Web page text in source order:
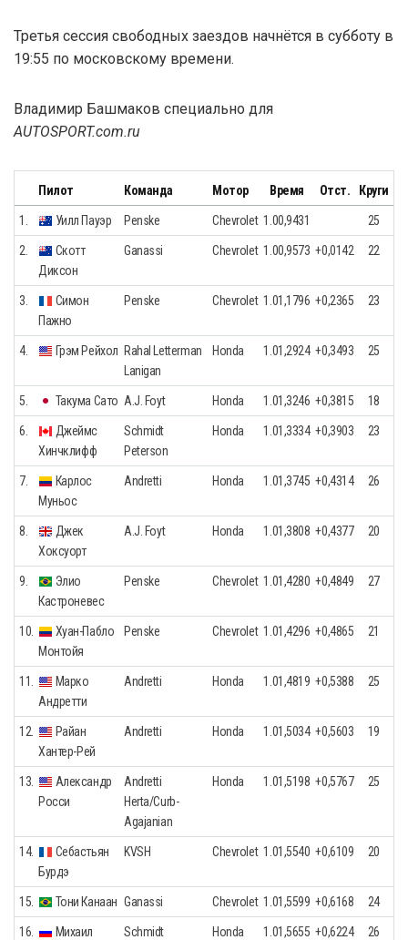
Третья сессия свободных заездов начнётся в субботу в
19:55 по московскому времени.
Владимир Башмаков специально для
AUTOSPORT.com.ru
Пилот Команда Мотор Время Отст. Круги
1. Уилл Пауэр Penske Chevrolet 1.00,9431 25
2.
Скотт
Диксон
Ganassi Chevrolet 1.00,9573 +0,0142 22
3.
Симон
Пажно
Penske Chevrolet 1.01,1796 +0,2365 23
4. Грэм Рейхол Rahal Letterman
Lanigan
Honda 1.01,2924 +0,3493 25
5. Такума Сато A.J. Foyt Honda 1.01,3246 +0,3815 18
6.
Джеймс
Хинчклифф
Schmidt
Peterson
Honda 1.01,3334 +0,3903 23
7.
Карлос
Муньос
Andretti Honda 1.01,3745 +0,4314 26
8.
Джек
Хоксуорт
A.J. Foyt Honda 1.01,3808 +0,4377 20
9.
Элио
Кастроневеc
Penske Chevrolet 1.01,4280 +0,4849 27
10.
Хуан-Пабло
Монтойя
Penske Chevrolet 1.01,4296 +0,4865 21
11.
Марко
Андретти
Andretti Honda 1.01,4819 +0,5388 25
12.
Райан
Хантер-Рей
Andretti Honda 1.01,5034 +0,5603 19
13.
Александр
Росси
Andretti
Herta/Curb-
Agajanian
Honda 1.01,5198 +0,5767 25
14.
Себастьян
Бурдэ
KVSH Chevrolet 1.01,5540 +0,6109 20
15. Тони Канаан Ganassi Chevrolet 1.01,5599 +0,6168 24
16.
Михаил
Schmidt
Honda 1.01,5655 +0,6224 26